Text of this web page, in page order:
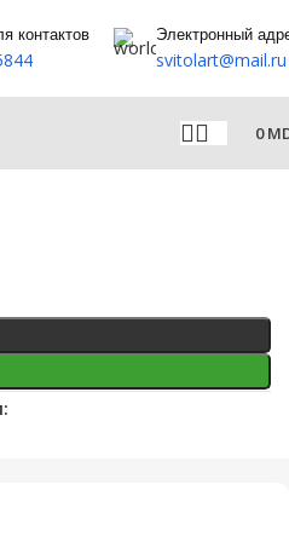
контактов Электронный
svitolart@mail.ru
0